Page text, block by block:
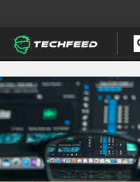
Magazín
Videa
Soutěže